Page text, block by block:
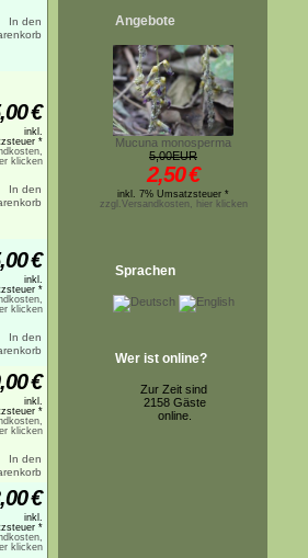
€
inkl.
*
klicken
€
inkl.
*
klicken
€
inkl.
*
klicken
€
inkl.
*
klicken
Angebote
Mucuna monosperma
5,00EUR
2,50€
inkl. 7% Umsatzsteuer *
zzgl.Versandkosten, hier klicken
Sprachen
Wer ist online?
Zur Zeit sind
2158 Gäste
online.